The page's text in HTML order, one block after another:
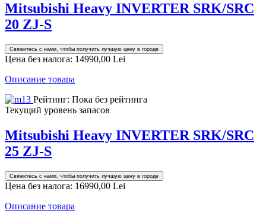
Mitsubishi Heavy INVERTER SRK/SRC
20 ZJ-S
Свяжитесь с нами, чтобы получить лучшую цену в городе
Цена без налога: 14990,00 Lei
Описание товара
Рейтинг: Пока без рейтинга
Текущий уровень запасов
Mitsubishi Heavy INVERTER SRK/SRC
25 ZJ-S
Свяжитесь с нами, чтобы получить лучшую цену в городе
Цена без налога: 16990,00 Lei
Описание товара